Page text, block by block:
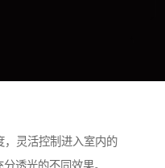
，灵活控制进入室内的